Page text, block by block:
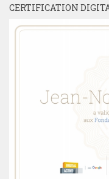
CERTIFICATION